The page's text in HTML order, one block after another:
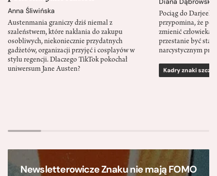
Anna Śliwińska
Austenmania graniczy dziś niemal z
szaleństwem, które nakłania do zakupu
osobliwych, niekoniecznie przydatnych
gadżetów, organizacji przyjęć i cosplayów w
stylu regencji. Dlaczego TikTok pokochał
uniwersum Jane Austen?
Pociąg do
przypomina, że
zmienić człowieka
przestanie być
narcystycznym
Kadry znaki
Newsletterowicze Znaku nie mają FOMO